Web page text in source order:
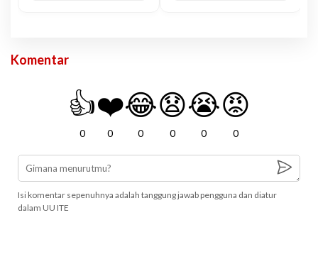
Komentar
👍
0
❤️
0
😂
0
😧
0
😭
0
😡
0
Isi komentar sepenuhnya adalah tanggung jawab pengguna dan diatur
dalam UU ITE